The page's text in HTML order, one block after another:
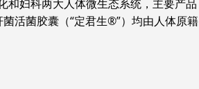
和妇科两大人体微生态系统，主要产品
活菌胶囊（“定君生®”）均由人体原籍